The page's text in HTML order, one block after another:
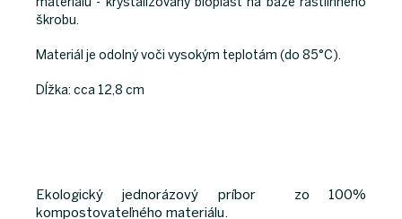
škrobu.
Materiál je odolný voči vysokým teplotám (do 85°C).
Dĺžka: cca 12,8 cm
Ekologický jednorázový príbor zo 100%
kompostovateľného materiálu.